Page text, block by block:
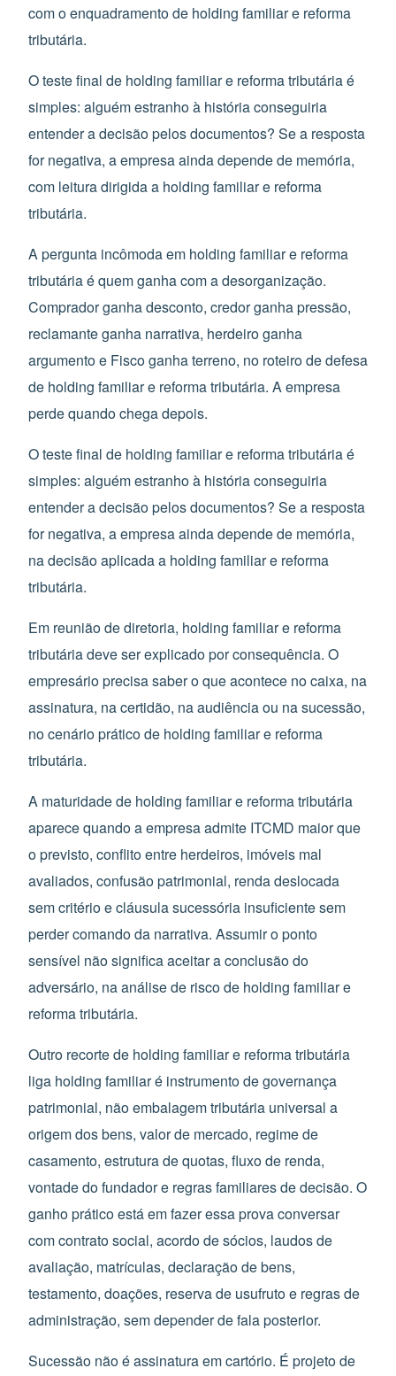
com o enquadramento de holding familiar e reforma
tributária.
O teste final de holding familiar e reforma tributária é
simples: alguém estranho à história conseguiria
entender a decisão pelos documentos? Se a resposta
for negativa, a empresa ainda depende de memória,
com leitura dirigida a holding familiar e reforma
tributária.
A pergunta incômoda em holding familiar e reforma
tributária é quem ganha com a desorganização.
Comprador ganha desconto, credor ganha pressão,
reclamante ganha narrativa, herdeiro ganha
argumento e Fisco ganha terreno, no roteiro de defesa
de holding familiar e reforma tributária. A empresa
perde quando chega depois.
O teste final de holding familiar e reforma tributária é
simples: alguém estranho à história conseguiria
entender a decisão pelos documentos? Se a resposta
for negativa, a empresa ainda depende de memória,
na decisão aplicada a holding familiar e reforma
tributária.
Em reunião de diretoria, holding familiar e reforma
tributária deve ser explicado por consequência. O
empresário precisa saber o que acontece no caixa, na
assinatura, na certidão, na audiência ou na sucessão,
no cenário prático de holding familiar e reforma
tributária.
A maturidade de holding familiar e reforma tributária
aparece quando a empresa admite ITCMD maior que
o previsto, conflito entre herdeiros, imóveis mal
avaliados, confusão patrimonial, renda deslocada
sem critério e cláusula sucessória insuficiente sem
perder comando da narrativa. Assumir o ponto
sensível não significa aceitar a conclusão do
adversário, na análise de risco de holding familiar e
reforma tributária.
Outro recorte de holding familiar e reforma tributária
liga holding familiar é instrumento de governança
patrimonial, não embalagem tributária universal a
origem dos bens, valor de mercado, regime de
casamento, estrutura de quotas, fluxo de renda,
vontade do fundador e regras familiares de decisão. O
ganho prático está em fazer essa prova conversar
com contrato social, acordo de sócios, laudos de
avaliação, matrículas, declaração de bens,
testamento, doações, reserva de usufruto e regras de
administração, sem depender de fala posterior.
Sucessão não é assinatura em cartório. É projeto de